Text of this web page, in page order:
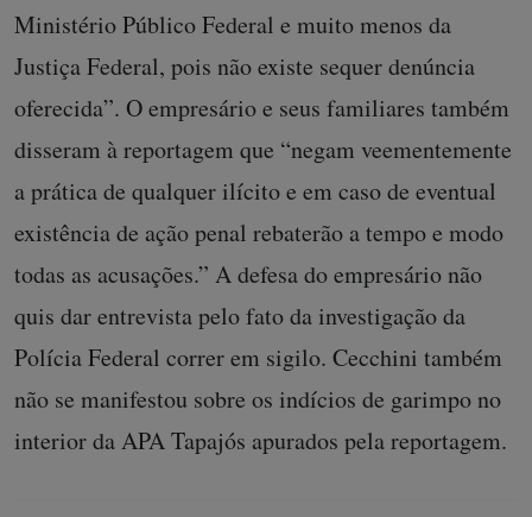
Ministério Público Federal e muito menos da
Justiça Federal, pois não existe sequer denúncia
oferecida”. O empresário e seus familiares também
disseram à reportagem que “negam veementemente
a prática de qualquer ilícito e em caso de eventual
existência de ação penal rebaterão a tempo e modo
todas as acusações.” A defesa do empresário não
quis dar entrevista pelo fato da investigação da
Polícia Federal correr em sigilo. Cecchini também
não se manifestou sobre os indícios de garimpo no
interior da APA Tapajós apurados pela reportagem.